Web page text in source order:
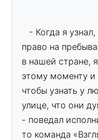
- Когда я
право на
в нашей стране,
этому моменту
чтобы узнать у
улице, что они
- поведал
то команда